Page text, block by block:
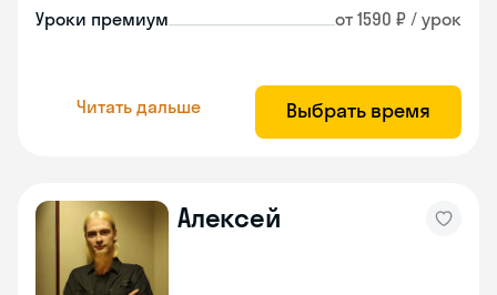
Уроки премиум от 1590 ₽ / урок
Читать дальше Выбрать время
Алексей